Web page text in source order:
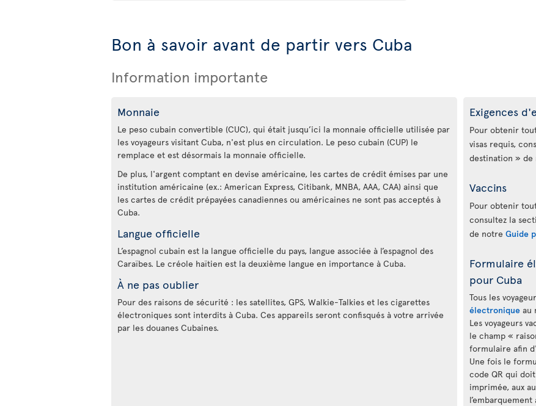
Bon à savoir avant de partir vers Cuba
Information importante
Monnaie
Le peso cubain convertible (CUC), qui était jusqu’ici la monnaie officielle utilisée par
les voyageurs visitant Cuba, n'est plus en circulation. Le peso cubain (CUP) le
remplace et est désormais la monnaie officielle.
De plus, l'argent comptant en devise américaine, les cartes de crédit émises par une
institution américaine (ex.: American Express, Citibank, MNBA, AAA, CAA) ainsi que
les cartes de crédit prépayées canadiennes ou américaines ne sont pas acceptés à
Cuba.
Langue officielle
L’espagnol cubain est la langue officielle du pays, langue associée à l’espagnol des
Caraïbes. Le créole haïtien est la deuxième langue en importance à Cuba.
À ne pas oublier
Pour des raisons de sécurité : les satellites, GPS, Walkie-Talkies et les cigarettes
électroniques sont interdits à Cuba. Ces appareils seront confisqués à votre arrivée
par les douanes Cubaines.
Exigences
Pour obtenir
visas requis,
destination » de
Vaccins
Pour obtenir
consultez la
de notre Guide
Formulaire
pour Cuba
Tous les
électroniqueau
Les voyageurs
le champ «
formulaire afin
Une fois le
code QR qui
imprimée, aux